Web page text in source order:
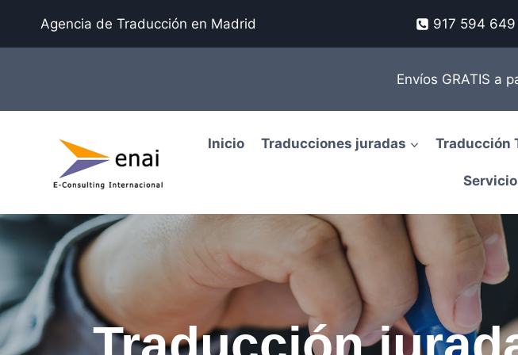
Agencia de Traducción en Madrid 917 594 649
Envíos GRATIS a
Inicio Traducciones juradas Traducción